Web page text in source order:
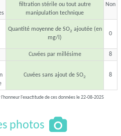
filtration stérile ou tout autre
manipulation technique
Non
Quantité moyenne de SO2 ajoutée (en
mg/l)
0
Cuvées par millésime 8
Cuvées sans ajout de SO2 8
l'exactitude de ces données le 22-08-2025
photos